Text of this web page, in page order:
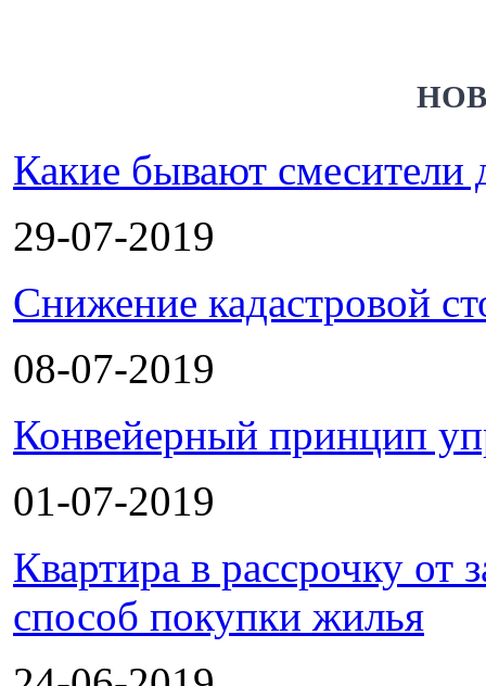
Какие бывают смесители
29-07-2019
Снижение кадастровой
08-07-2019
Конвейерный принцип
01-07-2019
Квартира в рассрочку
способ покупки жилья